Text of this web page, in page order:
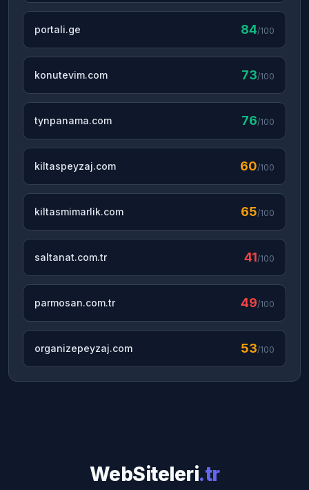
portali.ge 84/100
konutevim.com 73/100
tynpanama.com 76/100
kiltaspeyzaj.com 60/100
kiltasmimarlik.com 65/100
saltanat.com.tr 41/100
parmosan.com.tr 49/100
organizepeyzaj.com 53/100
WebSiteleri.tr